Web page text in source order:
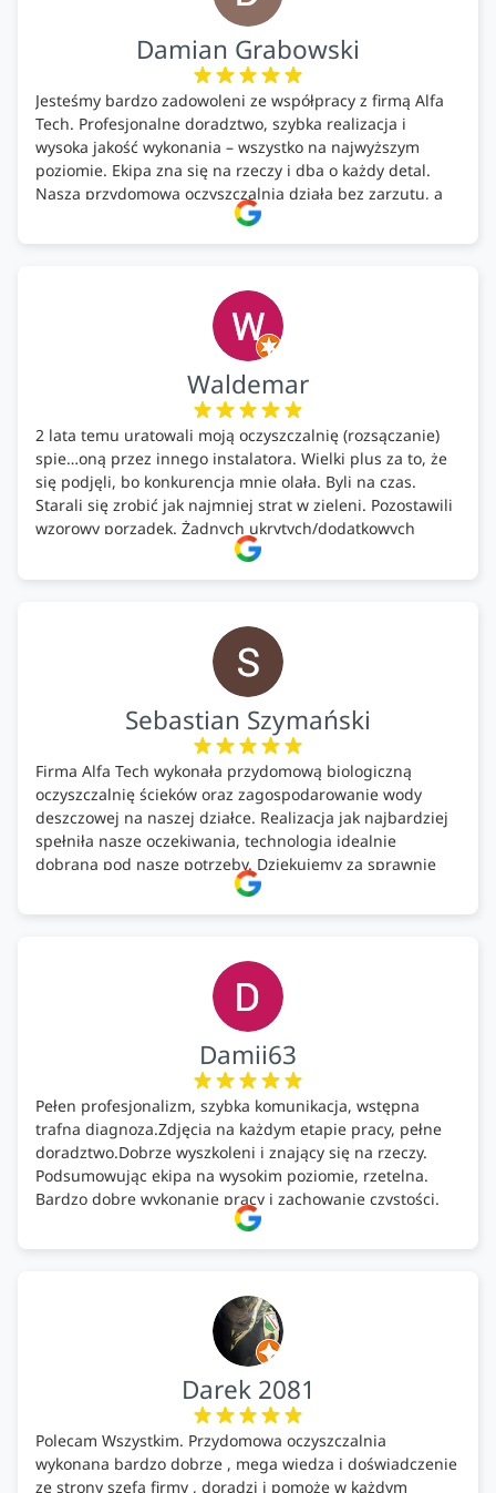
Damian Grabowski
Jesteśmy bardzo zadowoleni ze współpracy z firmą Alfa
Tech. Profesjonalne doradztwo, szybka realizacja i
wysoka jakość wykonania – wszystko na najwyższym
poziomie. Ekipa zna się na rzeczy i dba o każdy detal.
Nasza przydomowa oczyszczalnia działa bez zarzutu, a
całość została wykonana zgodnie z terminem i
ustaleniami. Z czystym sumieniem polecamy Alfa Tech
ekologicznych rozwiązań!🍀
Waldemar
2 lata temu uratowali moją oczyszczalnię (rozsączanie)
spie…oną przez innego instalatora. Wielki plus za to, że
się podjęli, bo konkurencja mnie olała. Byli na czas.
Starali się zrobić jak najmniej strat w zieleni. Pozostawili
wzorowy porządek. Żadnych ukrytych/dodatkowych
kosztów. Zaskoczenie. Kontakt bardzo OK. Obsługa
pomontażowa również OK. A ich środki do oczyszczalni –
Sebastian Szymański
Firma Alfa Tech wykonała przydomową biologiczną
oczyszczalnię ścieków oraz zagospodarowanie wody
deszczowej na naszej działce. Realizacja jak najbardziej
spełniła nasze oczekiwania, technologia idealnie
dobrana pod nasze potrzeby. Dziękujemy za sprawnie
wykonany montaż w świetnej atmosferze! Polecam!
Damii63
Pełen profesjonalizm, szybka komunikacja, wstępna
trafna diagnoza.Zdjęcia na każdym etapie pracy, pełne
doradztwo.Dobrze wyszkoleni i znający się na rzeczy.
Podsumowując ekipa na wysokim poziomie, rzetelna.
Bardzo dobre wykonanie pracy i zachowanie czystości.
Darek 2081
Polecam Wszystkim. Przydomowa oczyszczalnia
wykonana bardzo dobrze , mega wiedza i doświadczenie
ze strony szefa firmy , doradzi i pomoże w każdym